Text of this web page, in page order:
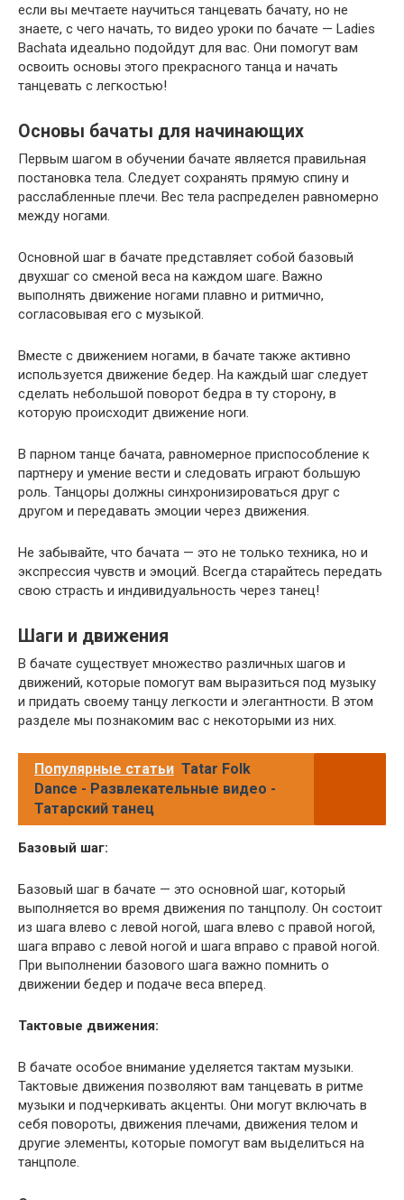
если вы мечтаете научиться танцевать бачату, но не
знаете, с чего начать, то видео уроки по бачате — Ladies
Bachata идеально подойдут для вас. Они помогут вам
освоить основы этого прекрасного танца и начать
танцевать с легкостью!
Основы бачаты для начинающих
Первым шагом в обучении бачате является правильная
постановка тела. Следует сохранять прямую спину и
расслабленные плечи. Вес тела распределен равномерно
между ногами.
Основной шаг в бачате представляет собой базовый
двухшаг со сменой веса на каждом шаге. Важно
выполнять движение ногами плавно и ритмично,
согласовывая его с музыкой.
Вместе с движением ногами, в бачате также активно
используется движение бедер. На каждый шаг следует
сделать небольшой поворот бедра в ту сторону, в
которую происходит движение ноги.
В парном танце бачата, равномерное приспособление к
партнеру и умение вести и следовать играют большую
роль. Танцоры должны синхронизироваться друг с
другом и передавать эмоции через движения.
Не забывайте, что бачата — это не только техника, но и
экспрессия чувств и эмоций. Всегда старайтесь передать
свою страсть и индивидуальность через танец!
Шаги и движения
В бачате существует множество различных шагов и
движений, которые помогут вам выразиться под музыку
и придать своему танцу легкости и элегантности. В этом
разделе мы познакомим вас с некоторыми из них.
Популярные статьи Tatar Folk
Dance - Развлекательные видео -
Татарский танец
Базовый шаг:
Базовый шаг в бачате — это основной шаг, который
выполняется во время движения по танцполу. Он состоит
из шага влево с левой ногой, шага влево с правой ногой,
шага вправо с левой ногой и шага вправо с правой ногой.
При выполнении базового шага важно помнить о
движении бедер и подаче веса вперед.
Тактовые движения:
В бачате особое внимание уделяется тактам музыки.
Тактовые движения позволяют вам танцевать в ритме
музыки и подчеркивать акценты. Они могут включать в
себя повороты, движения плечами, движения телом и
другие элементы, которые помогут вам выделиться на
танцполе.